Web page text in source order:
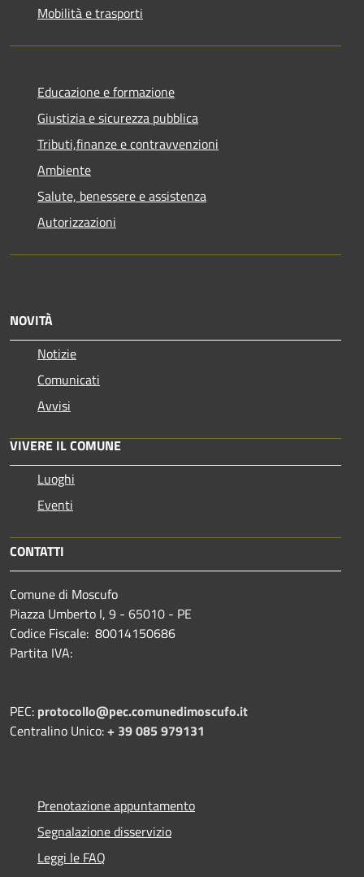
Mobilità e trasporti
Educazione e formazione
Giustizia e sicurezza pubblica
Tributi,finanze e contravvenzioni
Ambiente
Salute, benessere e assistenza
Autorizzazioni
NOVITÀ
Notizie
Comunicati
Avvisi
VIVERE IL COMUNE
Luoghi
Eventi
CONTATTI
Comune di Moscufo
Piazza Umberto I, 9 - 65010 - PE
Codice Fiscale: 80014150686
Partita IVA:
PEC: protocollo@pec.comunedimoscufo.it
Centralino Unico:+ 39 085 979131
Prenotazione appuntamento
Segnalazione disservizio
Leggi le FAQ